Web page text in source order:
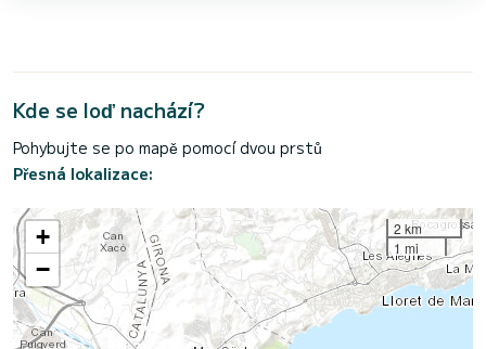
Kde se loď nachází?
Pohybujte se po mapě pomocí dvou prstů
Přesná lokalizace:
+
−
2 km
1 mi